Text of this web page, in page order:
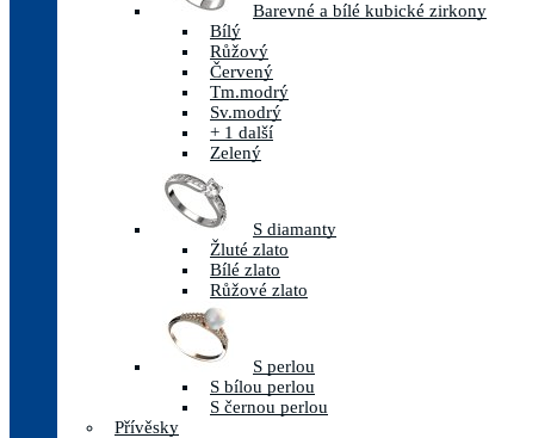
Barevné a bílé kubické zirkony
Bílý
Růžový
Červený
Tm.modrý
Sv.modrý
+ 1 další
Zelený
S diamanty
Žluté zlato
Bílé zlato
Růžové zlato
S perlou
S bílou perlou
S černou perlou
Přívěsky